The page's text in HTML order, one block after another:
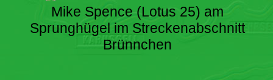
Mike Spence (Lotus 25) am
Sprunghügel im Streckenabschnitt
Brünnchen